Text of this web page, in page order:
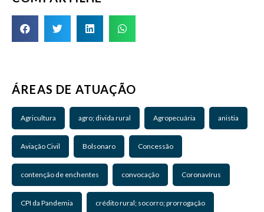
ÁREAS DE ATUAÇÃO
Agricultura agro; divida rural Agropecuária anistia
Aviação Civil Bolsonaro Concessão
contenção de enchentes convocação Coronavírus
CPI da Pandemia crédito rural; socorro; prorrogação